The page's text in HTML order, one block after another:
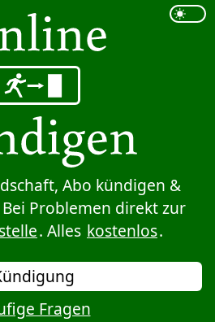
Abo kündigen &
Bei Problemen direkt zur
. Alles kostenlos.
Fragen